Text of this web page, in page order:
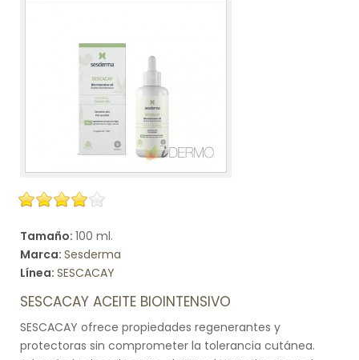
Tamaño: 100 ml.
Marca: Sesderma
Línea: SESCACAY
SESCACAY ACEITE BIOINTENSIVO
SESCACAY ofrece propiedades regenerantes y
protectoras sin comprometer la tolerancia cutánea.